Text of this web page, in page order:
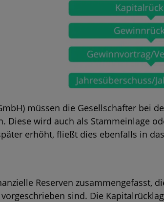
müssen die Gesellschafter bei
Diese wird auch als Stammeinlage
erhöht, fließt dies ebenfalls in
Reserven zusammengefasst,
sind. Die